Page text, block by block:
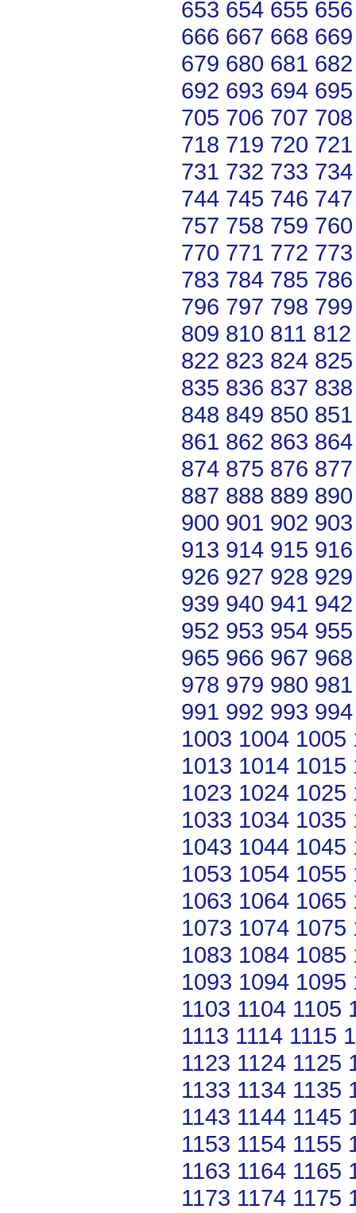
653 654 655 656
666 667 668 669
679 680 681 682
692 693 694 695
705 706 707 708
718 719 720 721
731 732 733 734
744 745 746 747
757 758 759 760
770 771 772 773
783 784 785 786
796 797 798 799
809 810 811 812
822 823 824 825
835 836 837 838
848 849 850 851
861 862 863 864
874 875 876 877
887 888 889 890
900 901 902 903
913 914 915 916
926 927 928 929
939 940 941 942
952 953 954 955
965 966 967 968
978 979 980 981
991 992 993 994
1003 1004 1005
1013 1014 1015
1023 1024 1025
1033 1034 1035
1043 1044 1045
1053 1054 1055
1063 1064 1065
1073 1074 1075
1083 1084 1085
1093 1094 1095
1103 1104 1105
1113 1114 1115
1123 1124 1125
1133 1134 1135
1143 1144 1145
1153 1154 1155
1163 1164 1165
1173 1174 1175